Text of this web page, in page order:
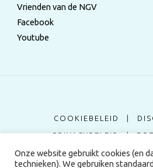
Vrienden van de NGV
Facebook
Youtube
COOKIEBELEID
PRIVACYBELEID |
©2024 Nederlandse
Onze website gebruikt cookies (en
technieken). We gebruiken